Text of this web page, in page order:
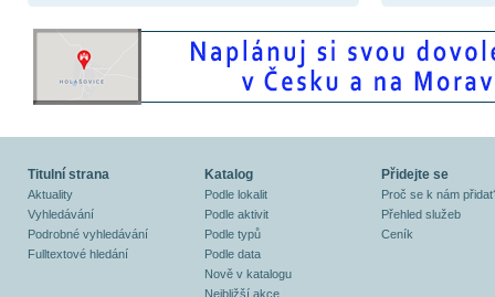
Titulní strana
Aktuality
Vyhledávání
Podrobné vyhledávání
Fulltextové hledání
Katalog
Podle lokalit
Podle aktivit
Podle typů
Podle data
Nově v katalogu
Nejbližší akce
Přidejte se
Proč se k nám
Přehled služeb
Ceník